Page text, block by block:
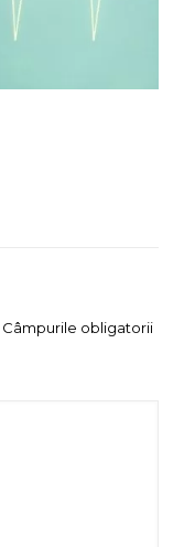
Câmpurile obligatorii